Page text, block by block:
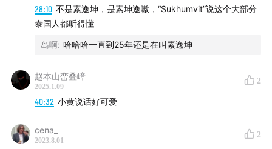
28:10 不是素逸坤，是素坤逸嗷，“Sukhumvit”说这个大部分
泰国人都听得懂
岛啊: 哈哈哈一直到25年还是在叫素逸坤
赵本山峦叠嶂
2025.1.09
2
40:32 小黄说话好可爱
cena_
2023.8.01
2